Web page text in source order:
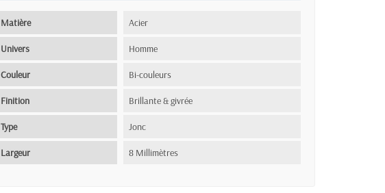
Matière Acier
Univers Homme
Couleur Bi-couleurs
Finition Brillante & givrée
Type Jonc
Largeur 8 Millimètres